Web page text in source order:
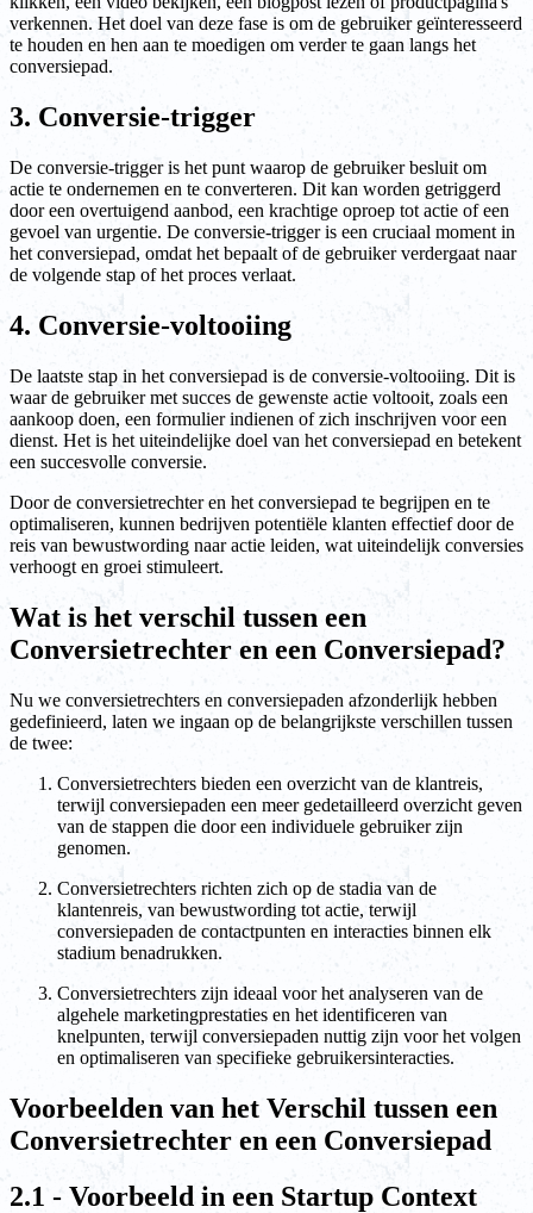
verkennen. Het doel van deze fase is om de gebruiker geïnteresseerd
te houden en hen aan te moedigen om verder te gaan langs het
conversiepad.
3. Conversie-trigger
De conversie-trigger is het punt waarop de gebruiker besluit om
actie te ondernemen en te converteren. Dit kan worden getriggerd
door een overtuigend aanbod, een krachtige oproep tot actie of een
gevoel van urgentie. De conversie-trigger is een cruciaal moment in
het conversiepad, omdat het bepaalt of de gebruiker verdergaat naar
de volgende stap of het proces verlaat.
4. Conversie-voltooiing
De laatste stap in het conversiepad is de conversie-voltooiing. Dit is
waar de gebruiker met succes de gewenste actie voltooit, zoals een
aankoop doen, een formulier indienen of zich inschrijven voor een
dienst. Het is het uiteindelijke doel van het conversiepad en betekent
een succesvolle conversie.
Door de conversietrechter en het conversiepad te begrijpen en te
optimaliseren, kunnen bedrijven potentiële klanten effectief door de
reis van bewustwording naar actie leiden, wat uiteindelijk conversies
verhoogt en groei stimuleert.
Wat is het verschil tussen een
Conversietrechter en een Conversiepad?
Nu we conversietrechters en conversiepaden afzonderlijk hebben
gedefinieerd, laten we ingaan op de belangrijkste verschillen tussen
de twee:
Conversietrechters bieden een overzicht van de klantreis,
terwijl conversiepaden een meer gedetailleerd overzicht geven
van de stappen die door een individuele gebruiker zijn
genomen.
Conversietrechters richten zich op de stadia van de
klantenreis, van bewustwording tot actie, terwijl
conversiepaden de contactpunten en interacties binnen elk
stadium benadrukken.
Conversietrechters zijn ideaal voor het analyseren van de
algehele marketingprestaties en het identificeren van
knelpunten, terwijl conversiepaden nuttig zijn voor het volgen
en optimaliseren van specifieke gebruikersinteracties.
Voorbeelden van het Verschil tussen een
Conversietrechter en een Conversiepad
2.1 - Voorbeeld in een Startup Context